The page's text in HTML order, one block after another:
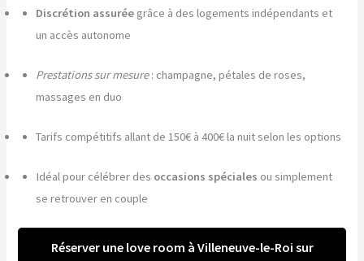
Discrétion assurée grâce à des logements indépendants et
un accès autonome
Prestations sur mesure: champagne, pétales de roses,
massages en duo
Tarifs compétitifs allant de 150€ à 400€ la nuit selon les options
Idéal pour célébrer des occasions spéciales ou simplement
se retrouver en couple
Réserver une love room à Villeneuve-le-Roi sur